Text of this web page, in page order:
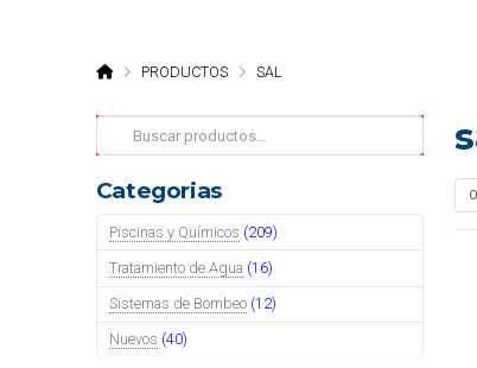
HOMEPRODUCTOS SAL
Buscar
por:
Categorias
Piscinas y Químicos (209)
Tratamiento de Agua (16)
Sistemas de Bombeo (12)
Nuevos (40)